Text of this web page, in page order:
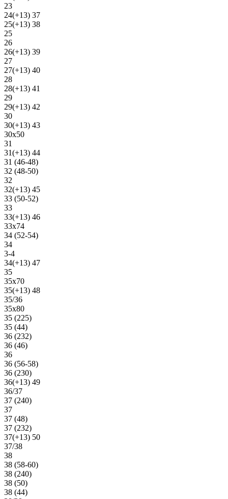
23
24(+13) 37
25(+13) 38
25
26
26(+13) 39
27
27(+13) 40
28
28(+13) 41
29
29(+13) 42
30
30(+13) 43
30х50
31
31(+13) 44
31 (46-48)
32 (48-50)
32
32(+13) 45
33 (50-52)
33
33(+13) 46
33х74
34 (52-54)
34
3-4
34(+13) 47
35
35х70
35(+13) 48
35/36
35х80
35 (225)
35 (44)
36 (232)
36 (46)
36
36 (56-58)
36 (230)
36(+13) 49
36/37
37 (240)
37
37 (48)
37 (232)
37(+13) 50
37/38
38
38 (58-60)
38 (240)
38 (50)
38 (44)